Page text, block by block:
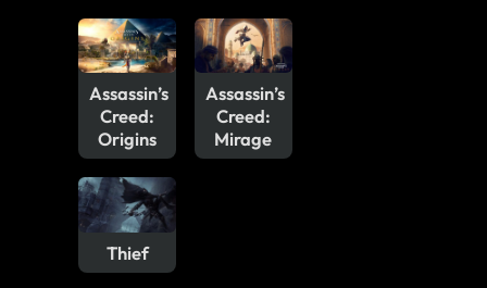
Assassin’s
Creed:
Origins
Thief
Assassin’s
Creed:
Mirage